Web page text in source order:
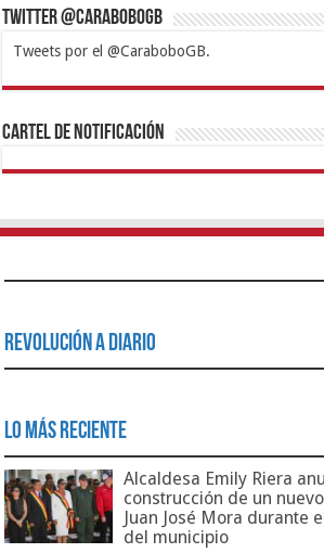
Twitter @CaraboboGB
Tweets por el @CaraboboGB.
1xbetBetturkeyBetistKralbetSupertotobet
https://mvbcasino.com/
Cartel de Notificación
Revolución a Diario
Lo Más Reciente
Alcaldesa Emily Riera
construcción de un
Juan José Mora durante
del municipio